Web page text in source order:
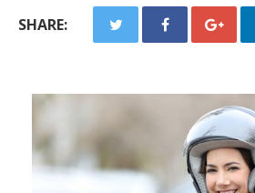
SHARE: